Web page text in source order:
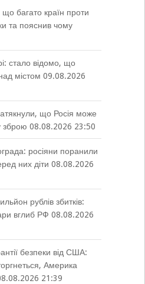
багато країн проти
та пояснив чому
стало відомо, що
містом 09.08.2026
що Росія може
зброю 08.08.2026 23:50
росіяни поранили
них діти 08.08.2026
рублів збитків:
вглиб РФ 08.08.2026
безпеки від США:
Америка
21:39